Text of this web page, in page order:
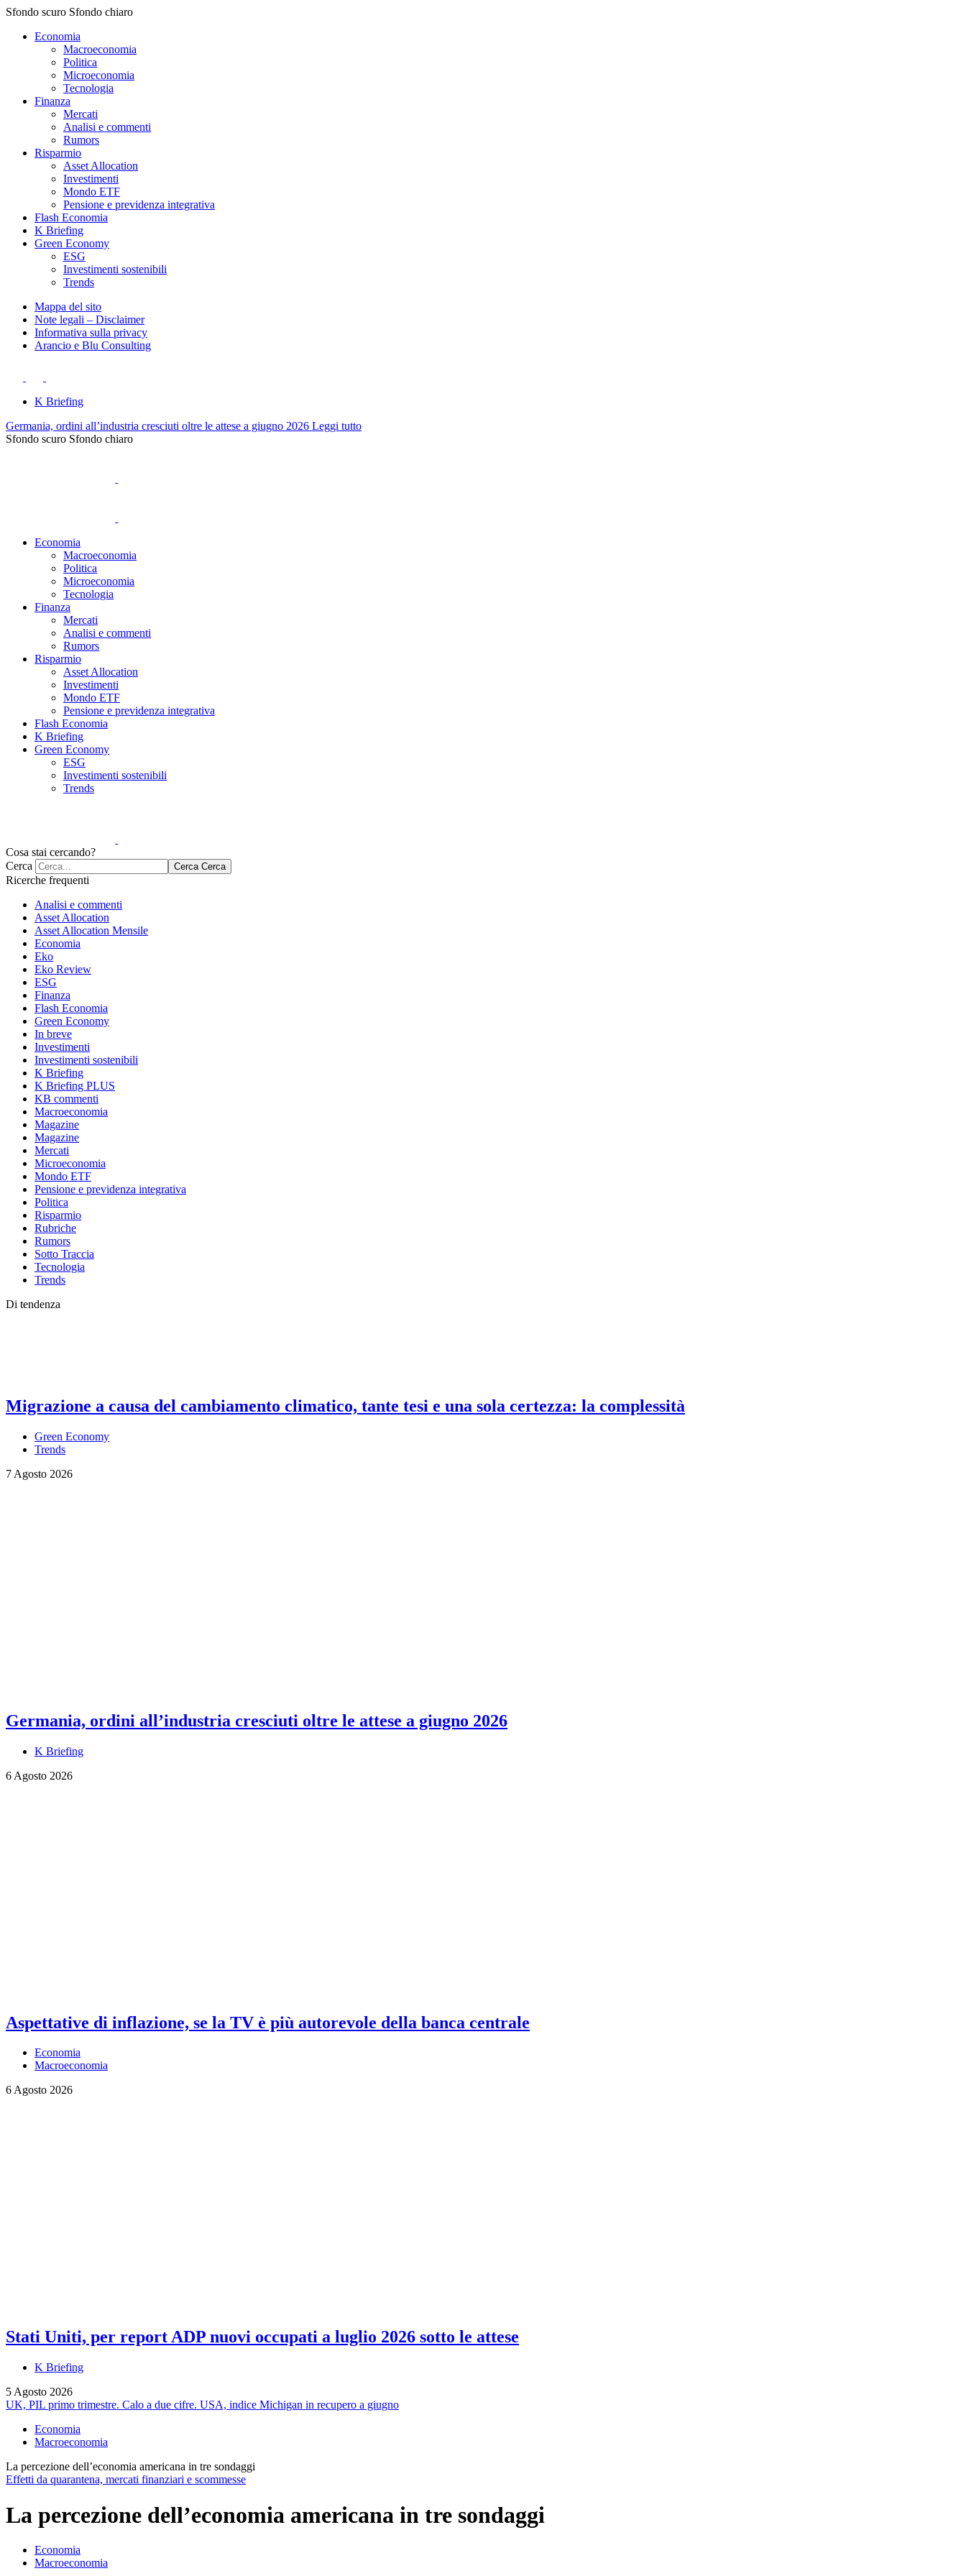
Sfondo scuro Sfondo chiaro
Economia
Macroeconomia
Politica
Microeconomia
Tecnologia
Finanza
Mercati
Analisi e commenti
Rumors
Risparmio
Asset Allocation
Investimenti
Mondo ETF
Pensione e previdenza integrativa
Flash Economia
K Briefing
Green Economy
ESG
Investimenti sostenibili
Trends
Mappa del sito
Note legali – Disclaimer
Informativa sulla privacy
Arancio e Blu Consulting
K Briefing
Germania, ordini all’industria cresciuti oltre le attese a giugno 2026 Leggi tutto
Sfondo scuro Sfondo chiaro
Economia
Macroeconomia
Politica
Microeconomia
Tecnologia
Finanza
Mercati
Analisi e commenti
Rumors
Risparmio
Asset Allocation
Investimenti
Mondo ETF
Pensione e previdenza integrativa
Flash Economia
K Briefing
Green Economy
ESG
Investimenti sostenibili
Trends
Cosa stai cercando?
Cerca
Cerca Cerca
Ricerche frequenti
Analisi e commenti
Asset Allocation
Asset Allocation Mensile
Economia
Eko
Eko Review
ESG
Finanza
Flash Economia
Green Economy
In breve
Investimenti
Investimenti sostenibili
K Briefing
K Briefing PLUS
KB commenti
Macroeconomia
Magazine
Magazine
Mercati
Microeconomia
Mondo ETF
Pensione e previdenza integrativa
Politica
Risparmio
Rubriche
Rumors
Sotto Traccia
Tecnologia
Trends
Di tendenza
Migrazione a causa del cambiamento climatico, tante tesi e una sola certezza: la complessità
Green Economy
Trends
7 Agosto 2026
Germania, ordini all’industria cresciuti oltre le attese a giugno 2026
K Briefing
6 Agosto 2026
Aspettative di inflazione, se la TV è più autorevole della banca centrale
Economia
Macroeconomia
6 Agosto 2026
Stati Uniti, per report ADP nuovi occupati a luglio 2026 sotto le attese
K Briefing
5 Agosto 2026
UK, PIL primo trimestre. Calo a due cifre. USA, indice Michigan in recupero a giugno
Economia
Macroeconomia
La percezione dell’economia americana in tre sondaggi
Effetti da quarantena, mercati finanziari e scommesse
La percezione dell’economia americana in tre sondaggi
Economia
Macroeconomia